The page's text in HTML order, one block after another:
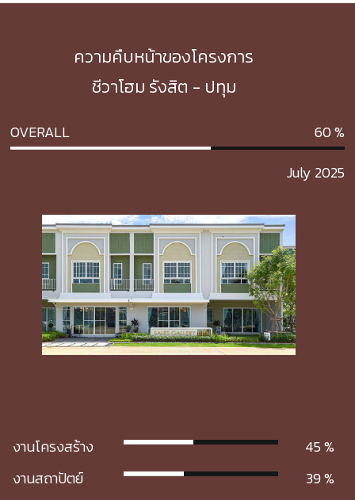
ความคืบหน้าของโครงการ
ชีวาโฮม รังสิต - ปทุม
OVERALL
60
July 2025
งานโครงสร้าง
45
งานสถาปัตย์
39